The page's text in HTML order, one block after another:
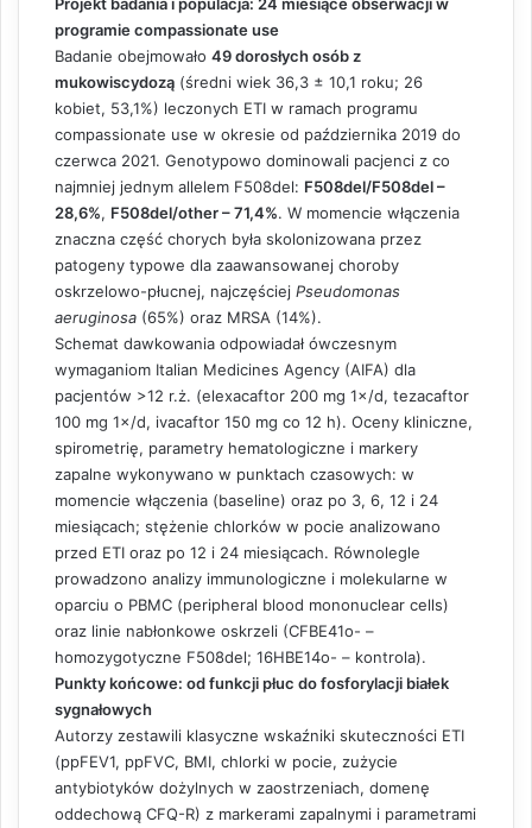
programie compassionate use
Badanie obejmowało 49 dorosłych osób z
mukowiscydozą (średni wiek 36,3 ± 10,1 roku; 26
kobiet, 53,1%) leczonych ETI w ramach programu
compassionate use w okresie od października 2019 do
czerwca 2021. Genotypowo dominowali pacjenci z co
najmniej jednym allelem F508del: F508del/F508del –
28,6%, F508del/other – 71,4%. W momencie włączenia
znaczna część chorych była skolonizowana przez
patogeny typowe dla zaawansowanej choroby
oskrzelowo-płucnej, najczęściej Pseudomonas
aeruginosa (65%) oraz MRSA (14%).
Schemat dawkowania odpowiadał ówczesnym
wymaganiom Italian Medicines Agency (AIFA) dla
pacjentów >12 r.ż. (elexacaftor 200 mg 1×/d, tezacaftor
100 mg 1×/d, ivacaftor 150 mg co 12 h). Oceny kliniczne,
spirometrię, parametry hematologiczne i markery
zapalne wykonywano w punktach czasowych: w
momencie włączenia (baseline) oraz po 3, 6, 12 i 24
miesiącach; stężenie chlorków w pocie analizowano
przed ETI oraz po 12 i 24 miesiącach. Równolegle
prowadzono analizy immunologiczne i molekularne w
oparciu o PBMC (peripheral blood mononuclear cells)
oraz linie nabłonkowe oskrzeli (CFBE41o- –
homozygotyczne F508del; 16HBE14o- – kontrola).
Punkty końcowe: od funkcji płuc do fosforylacji białek
sygnałowych
Autorzy zestawili klasyczne wskaźniki skuteczności ETI
(ppFEV1, ppFVC, BMI, chlorki w pocie, zużycie
antybiotyków dożylnych w zaostrzeniach, domenę
oddechową CFQ-R) z markerami zapalnymi i parametrami